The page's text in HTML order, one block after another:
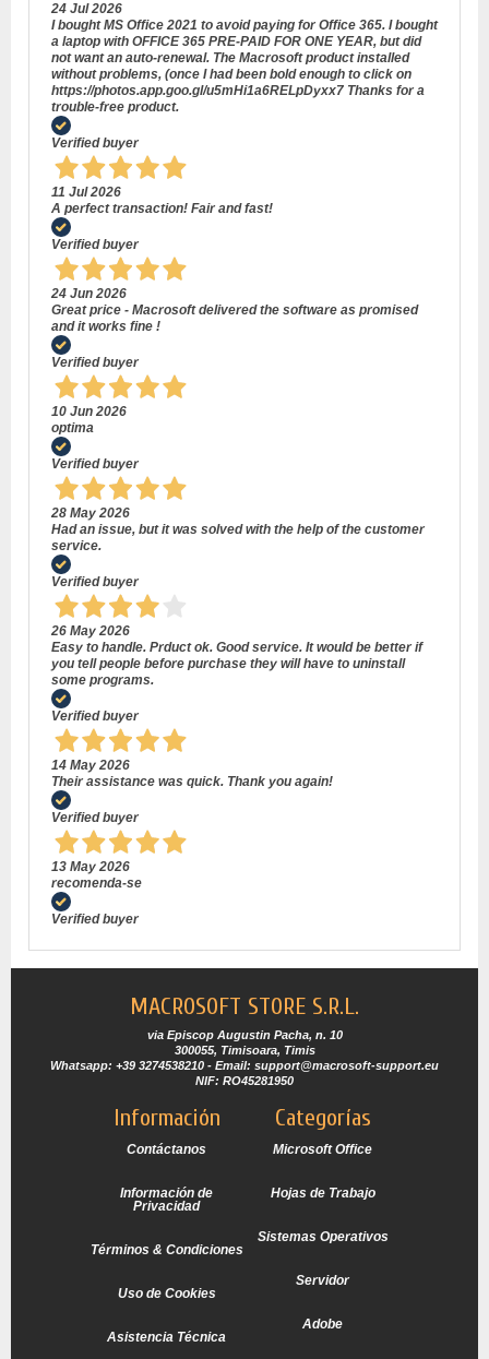
24 Jul 2026
I bought MS Office 2021 to avoid paying for Office 365. I bought
a laptop with OFFICE 365 PRE-PAID FOR ONE YEAR, but did
not want an auto-renewal. The Macrosoft product installed
without problems, (once I had been bold enough to click on
https://photos.app.goo.gl/u5mHi1a6RELpDyxx7 Thanks for a
trouble-free product.
Verified buyer
11 Jul 2026
A perfect transaction! Fair and fast!
Verified buyer
24 Jun 2026
Great price - Macrosoft delivered the software as promised
and it works fine !
Verified buyer
10 Jun 2026
optima
Verified buyer
28 May 2026
Had an issue, but it was solved with the help of the customer
service.
Verified buyer
26 May 2026
Easy to handle. Prduct ok. Good service. It would be better if
you tell people before purchase they will have to uninstall
some programs.
Verified buyer
14 May 2026
Their assistance was quick. Thank you again!
Verified buyer
13 May 2026
recomenda-se
Verified buyer
MACROSOFT STORE S.R.L.
via Episcop Augustin Pacha, n. 10
300055, Timisoara, Timis
Whatsapp: +39 3274538210 - Email: support@macrosoft-support.eu
NIF: RO45281950
Información
Contáctanos
Información de
Privacidad
Términos & Condiciones
Uso de Cookies
Asistencia Técnica
Categorías
Microsoft Office
Hojas de Trabajo
Sistemas Operativos
Servidor
Adobe